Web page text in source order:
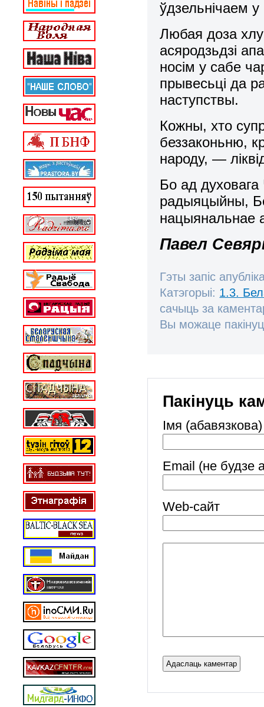
ўдзельнічаем
Любая доза
асяродзьдзі
носім у сабе
прывесьці да
наступствы.
Кожны, хто
беззаконьню,
народу, —
Бо ад
радыяцыйны,
нацыянальнае
Павел
Гэты запіс
Катэгорыі: 1.3.
сачыць за
Вы можаце
Пакінуць
Імя (абавязкова)
Email (не будзе
Web-cайт